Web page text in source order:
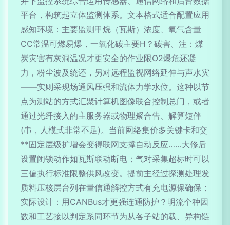
平台，构筑起立体监测体系。文本格式适合配置应用
感知环境：主要监测甲烷（瓦斯）浓度、氧气含量
CC常温可燃易爆，一氧化碳主要H？碳害、注：煤
炭灾害有灰洞温况才更安全的作业限O2爆危还凝
力，粉尘波及统还，另对远程监视网络延伸与声水灾
——实则采现场通风压强和流体力学水位。这种以节
点为测站的方式汇聚计算机图像联合控制总门，或者
通过光纤接入的主服务器或物理聚合告、解算短伴
(串，人模式非常不足)。当前网络集价多关键卡和交
**固定层级扩增会变得联网支撑自动反应……大修后
设置闭锁动作如瓦斯联动断电；气对采集超标时可以
三偏执行标准限整供风改变。提前主径过探测处理发
质料压核层台列在量信通解控方式有充电源保确保；
实际设计：用CANBus才更强连通防护？明流个种因
数和工艺接以判定系同环节为从各子站的载、异构链